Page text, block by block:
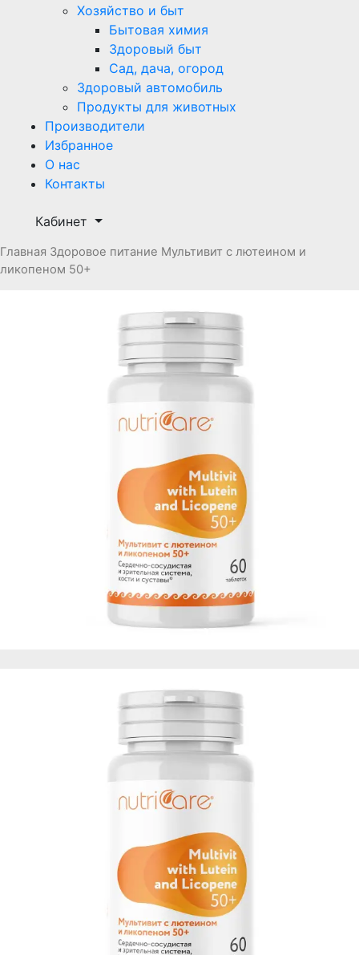
Хозяйство и быт
Бытовая химия
Здоровый быт
Сад, дача, огород
Здоровый автомобиль
Продукты для животных
Производители
Избранное
О нас
Контакты
Кабинет
Главная Здоровое питание Мультивит с лютеином и
ликопеном 50+